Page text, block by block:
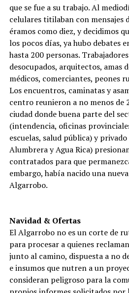
que se fue a su trabajo. Al
celulares titilaban con mensajes
éramos como diez, y decidimos
los pocos días, ya hubo debates
hasta 200 personas.
desocupados, arquitectos, amas
médicos, comerciantes, peones
Los encuentros, caminatas y
centro reunieron a no menos de
ciudad donde buena parte del
(intendencia, oficinas
escuelas, salud pública) y
Alumbrera y Agua Rica)
contratados para que
embargo, había nacido una
Algarrobo.
Navidad & Ofertas
El Algarrobo no es un corte de
para procesar a quienes
junto al camino, dispuesta a no
e insumos que nutren a un
consideran peligroso para la